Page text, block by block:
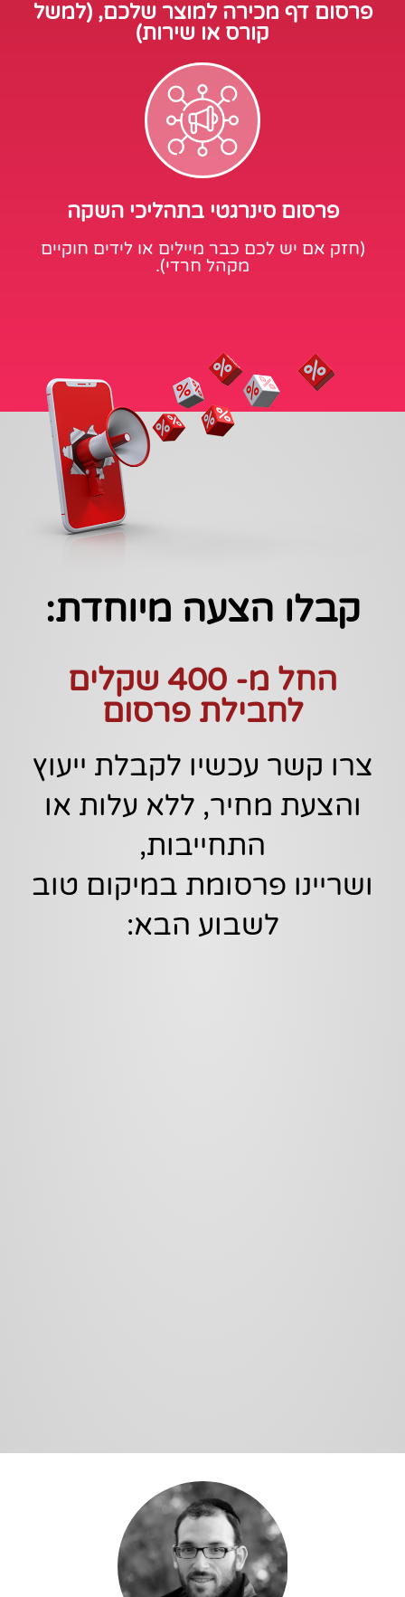
פרסום דף מכירה למוצר שלכם, (למשל
קורס או שירות)
פרסום סינרגטי בתהליכי השקה
(חזק אם יש לכם כבר מיילים או לידים חוקיים
מקהל חרדי).
קבלו הצעה מיוחדת:
החל מ- 400 שקלים
לחבילת פרסום
צרו קשר עכשיו לקבלת ייעוץ
והצעת מחיר, ללא עלות או
התחייבות,
ושריינו פרסומת במיקום טוב
לשבוע הבא: